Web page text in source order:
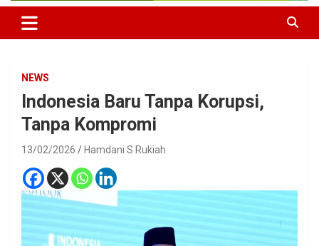
NEWS
Indonesia Baru Tanpa Korupsi,
Tanpa Kompromi
13/02/2026 Hamdani S Rukiah